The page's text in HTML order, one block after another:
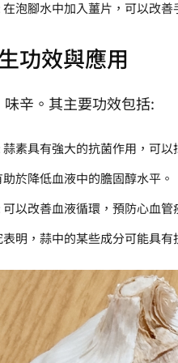
在泡腳水中加入薑片，可以改善
功效與應用
辛。其主要功效包括:
蒜素具有強大的抗菌作用，可以
助於降低血液中的膽固醇水平。
可以改善血液循環，預防心血管
表明，蒜中的某些成分可能具有